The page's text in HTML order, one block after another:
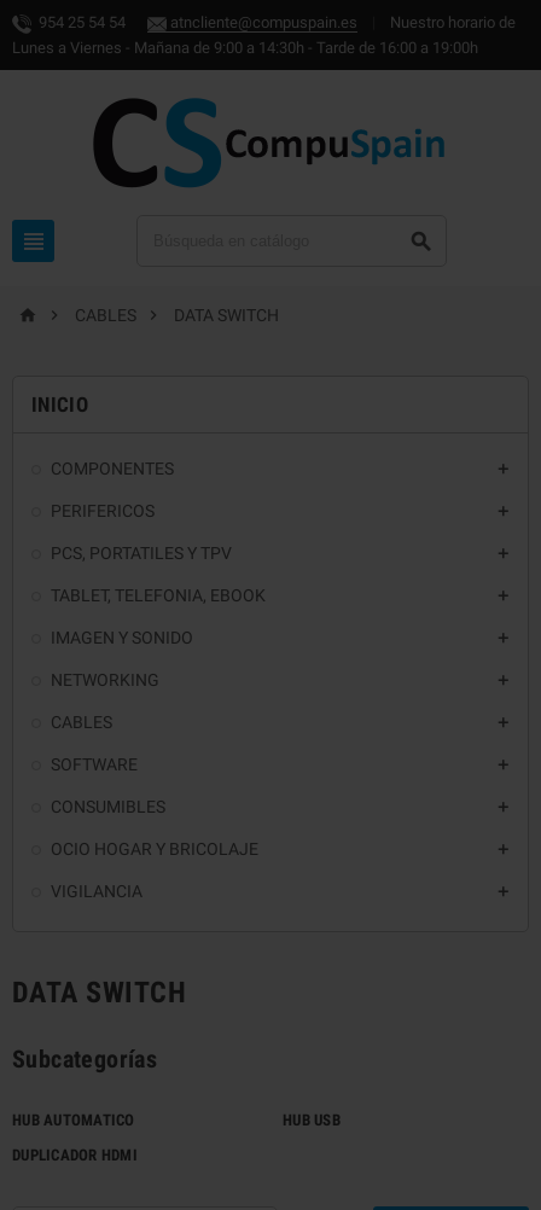
954 25 54 54 atncliente@compuspain.es
Nuestro horario de
Lunes a Viernes - Mañana de 9:00 a 14:30h - Tarde de 16:00 a 19:00h
 
  CABLES  DATA SWITCH
INICIO
COMPONENTES 
PERIFERICOS 
PCS, PORTATILES Y TPV 
TABLET, TELEFONIA, EBOOK 
IMAGEN Y SONIDO 
NETWORKING 
CABLES 
SOFTWARE 
CONSUMIBLES 
OCIO HOGAR Y BRICOLAJE 
VIGILANCIA 
DATA SWITCH
Subcategorías
HUB AUTOMATICO
HUB USB
DUPLICADOR HDMI